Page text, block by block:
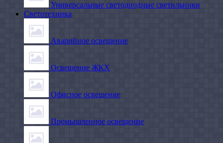
Универсальные светодиодные светильники
Светотехника
Аварийное освещение
Освещение ЖКХ
Офисное освещение
Промышленное освещение